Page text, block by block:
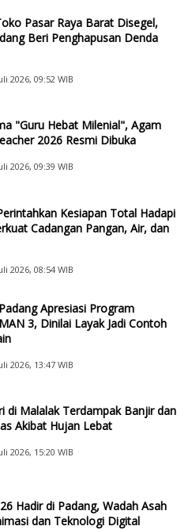
Pasar Raya Barat Disegel,
Beri Penghapusan Denda
2026, 09:52 WIB
"Guru Hebat Milenial", Agam
2026 Resmi Dibuka
2026, 09:39 WIB
Kesiapan Total Hadapi
Cadangan Pangan, Air, dan
2026, 08:54 WIB
Apresiasi Program
3, Dinilai Layak Jadi Contoh
2026, 13:47 WIB
di Malalak Terdampak Banjir dan
Akibat Hujan Lebat
2026, 15:20 WIB
Hadir di Padang, Wadah Asah
dan Teknologi Digital